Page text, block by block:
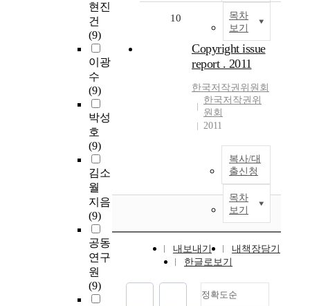
현진
건
(9)
이광
수
(9)
박성
호
(9)
김소
월
지음
(9)
공동
연구
원
(9)
목차
보기
10
Copyright issue
report . 2011
한국저작권위원회
한국저작권위
원회
2011
복사/대
출신청
목차
보기
내보내기
내책장담기
한글로보기
정확도순